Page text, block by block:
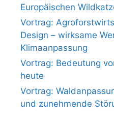
Europäischen
Vortrag:
Design – wirksame
Klimaanpassung
Vortrag: Bedeutung
heute
Vortrag:
und zunehmende